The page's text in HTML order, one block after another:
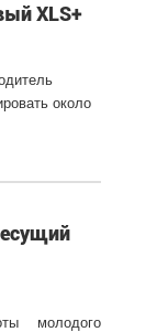
XLS+
около
молодого